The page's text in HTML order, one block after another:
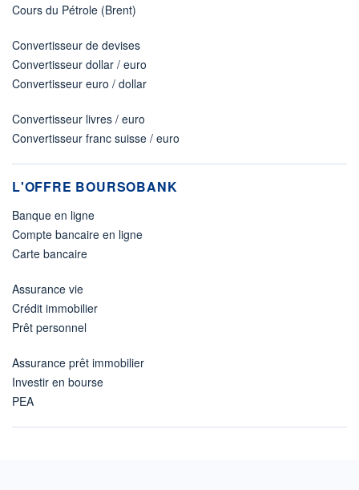
Cours du Pétrole (Brent)
Convertisseur de devises
Convertisseur dollar / euro
Convertisseur euro / dollar
Convertisseur livres / euro
Convertisseur franc suisse / euro
L'OFFRE BOURSOBANK
Banque en ligne
Compte bancaire en ligne
Carte bancaire
Assurance vie
Crédit immobilier
Prêt personnel
Assurance prêt immobilier
Investir en bourse
PEA